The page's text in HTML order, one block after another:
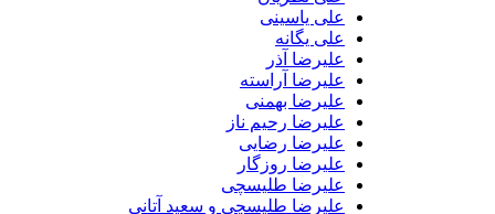
علی یاسینی
علی یگانه
علیرضا آذر
علیرضا آراسته
علیرضا بهمنی
علیرضا رحیم ناز
علیرضا رضایی
علیرضا روزگار
علیرضا طلیسچی
علیرضا طلیسچی و سعید آتانی